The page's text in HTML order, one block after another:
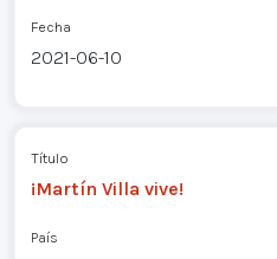
Fecha
2021-06-10
Título
¡Martín Villa vive!
País